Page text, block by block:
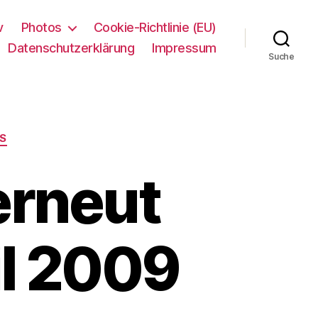
Photos
Cookie-Richtlinie (EU)
Datenschutzerklärung
Impressum
Suche
2009